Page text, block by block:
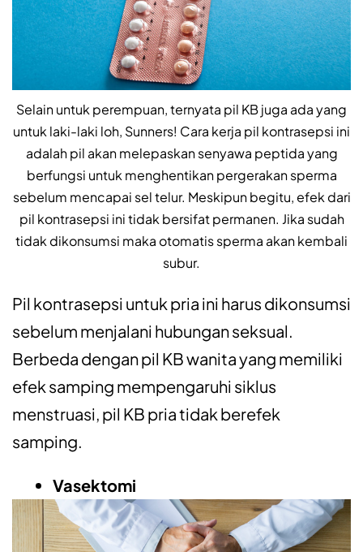
Selain untuk perempuan, ternyata pil KB juga ada yang
untuk laki-laki loh, Sunners! Cara kerja pil kontrasepsi ini
adalah pil akan melepaskan senyawa peptida yang
berfungsi untuk menghentikan pergerakan sperma
sebelum mencapai sel telur. Meskipun begitu, efek dari
pil kontrasepsi ini tidak bersifat permanen. Jika sudah
tidak dikonsumsi maka otomatis sperma akan kembali
subur.
Pil kontrasepsi untuk pria ini harus dikonsumsi
sebelum menjalani hubungan seksual.
Berbeda dengan pil KB wanita yang memiliki
efek samping mempengaruhi siklus
menstruasi, pil KB pria tidak berefek
samping.
Vasektomi